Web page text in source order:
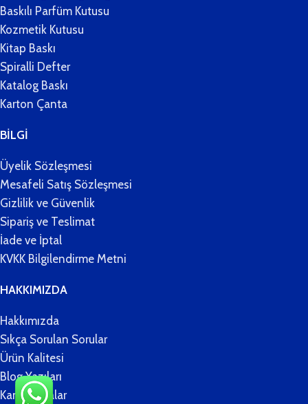
Baskılı Parfüm Kutusu
Kozmetik Kutusu
Kitap Baskı
Spiralli Defter
Katalog Baskı
Karton Çanta
BİLGİ
Üyelik Sözleşmesi
Mesafeli Satış Sözleşmesi
Gizlilik ve Güvenlik
Sipariş ve Teslimat
İade ve İptal
KVKK Bilgilendirme Metni
HAKKIMIZDA
Hakkımızda
Sıkça Sorulan Sorular
Ürün Kalitesi
Blog Yazıları
Kampanyalar